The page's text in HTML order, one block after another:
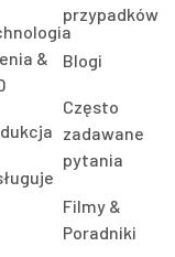
&
przypadków
Blogi
Często
zadawane
pytania
Filmy &
Poradniki